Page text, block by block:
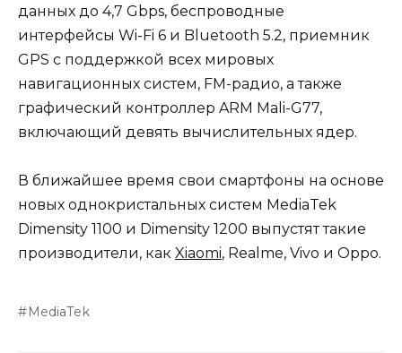
данных до 4,7 Gbps, беспроводные
интерфейсы Wi-Fi 6 и Bluetooth 5.2, приемник
GPS с поддержкой всех мировых
навигационных систем, FM-радио, а также
графический контроллер ARM Mali-G77,
включающий девять вычислительных ядер.
В ближайшее время свои смартфоны на основе
новых однокристальных систем MediaTek
Dimensity 1100 и Dimensity 1200 выпустят такие
производители, как Xiaomi, Realme, Vivo и Oppo.
MediaTek